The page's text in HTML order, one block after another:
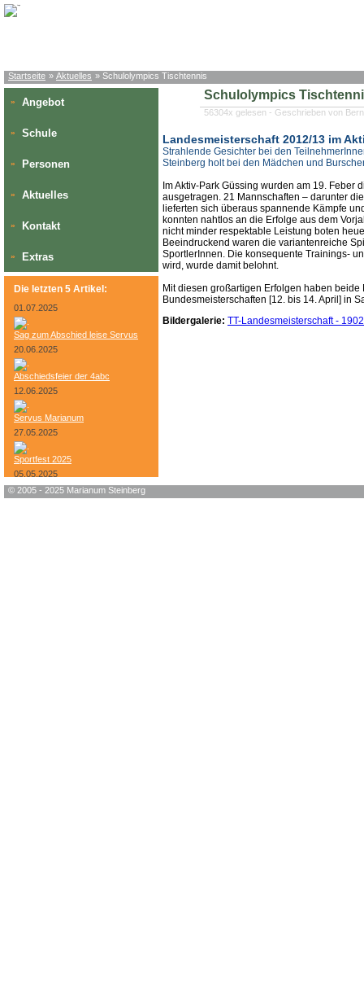
Startseite » Aktuelles » Schulolympics Tischtennis
» Angebot
» Schule
» Personen
» Aktuelles
» Kontakt
» Extras
Die letzten 5 Artikel:
01.07.2025
Sag zum Abschied leise Servus
20.06.2025
Abschiedsfeier der 4abc
12.06.2025
Servus Marianum
27.05.2025
Sportfest 2025
05.05.2025
Bundesheer-Tag
Schulolympics
56304x gelesen - Geschrieben von
Landesmeisterschaft 2012/13 im
Strahlende Gesichter bei den
Steinberg holt bei den Mädchen und
Im Aktiv-Park Güssing wurden am 19.
ausgetragen. 21 Mannschaften – darunter
lieferten sich überaus spannende Kämpfe
konnten nahtlos an die Erfolge aus dem
nicht minder respektable Leistung boten
Beeindruckend waren die variantenreiche
SportlerInnen. Die konsequente Trainings-
wird, wurde damit belohnt.
Mit diesen großartigen Erfolgen haben
Bundesmeisterschaften [12. bis 14. April] in
Bildergalerie: TT-Landesmeisterschaft -
© 2005 - 2025 Marianum Steinberg